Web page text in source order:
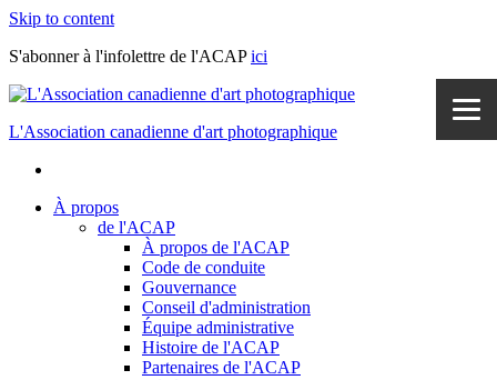
Skip to content
S'abonner à l'infolettre de l'ACAPici
L'Association canadienne d'art photographique
À propos
de l'ACAP
À propos de l'ACAP
Code de conduite
Gouvernance
Conseil d'administration
Équipe administrative
Histoire de l'ACAP
Partenaires de l'ACAP